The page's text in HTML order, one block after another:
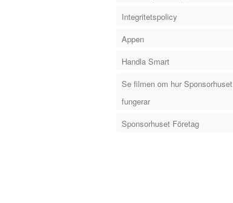
Integritetspolicy
Appen
Handla Smart
Se filmen om hur Sponsorhuset
fungerar
Sponsorhuset Företag